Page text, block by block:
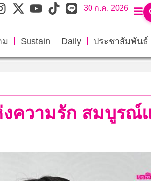
30 ก.ค. 2026
ม Sustain Daily ประชาสัมพันธ์
งความรัก สมบูรณ์